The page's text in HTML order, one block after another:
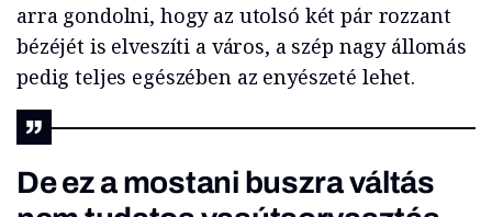
arra gondolni, hogy az utolsó két pár rozzant
bézéjét is elveszíti a város, a szép nagy állomás
pedig teljes egészében az enyészeté lehet.
De ez a mostani buszra váltás